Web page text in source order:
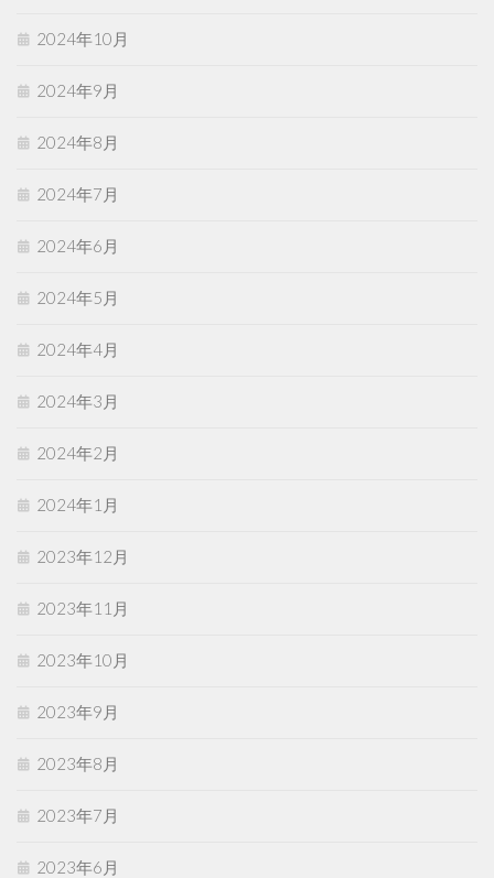
2024年10月
2024年9月
2024年8月
2024年7月
2024年6月
2024年5月
2024年4月
2024年3月
2024年2月
2024年1月
2023年12月
2023年11月
2023年10月
2023年9月
2023年8月
2023年7月
2023年6月